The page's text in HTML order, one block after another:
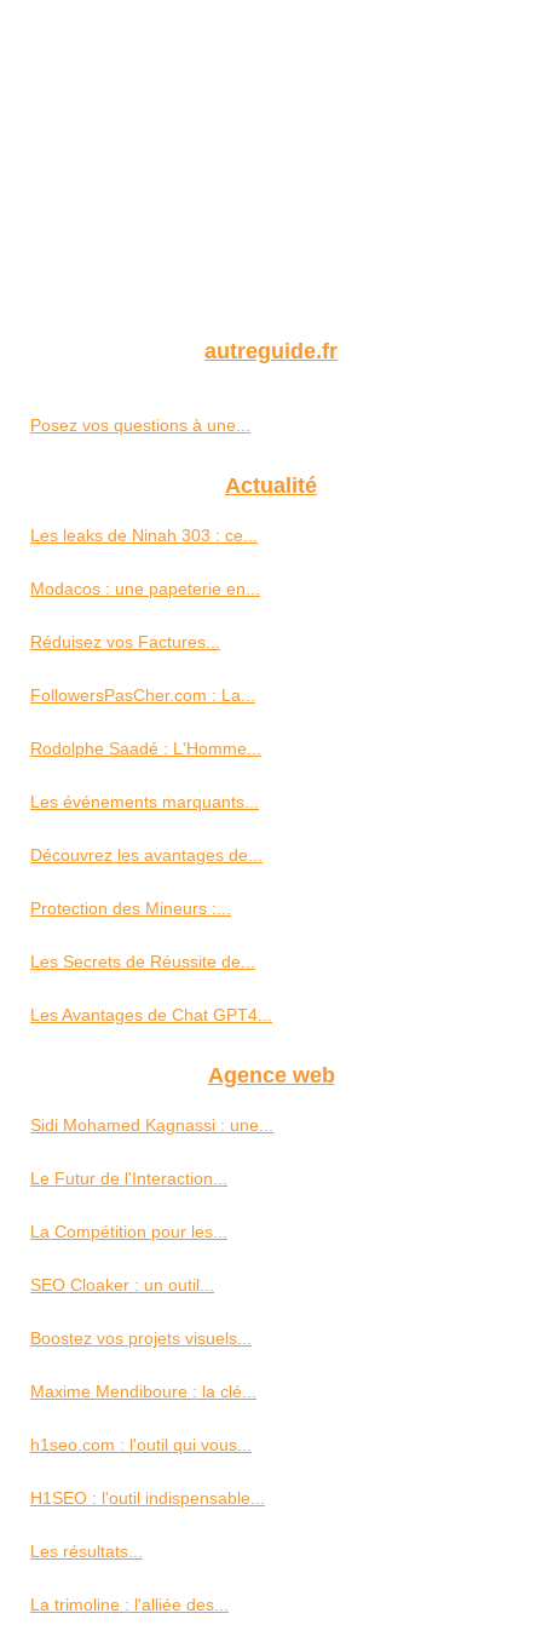
autreguide.fr
Posez vos questions à une...
Actualité
Les leaks de Ninah 303 : ce...
Modacos : une papeterie en...
Réduisez vos Factures...
FollowersPasCher.com : La...
Rodolphe Saadé : L'Homme...
Les événements marquants...
Découvrez les avantages de...
Protection des Mineurs :...
Les Secrets de Réussite de...
Les Avantages de Chat GPT4...
Agence web
Sidi Mohamed Kagnassi : une...
Le Futur de l'Interaction...
La Compétition pour les...
SEO Cloaker : un outil...
Boostez vos projets visuels...
Maxime Mendiboure : la clé...
h1seo.com : l'outil qui vous...
H1SEO : l'outil indispensable...
Les résultats...
La trimoline : l'alliée des...